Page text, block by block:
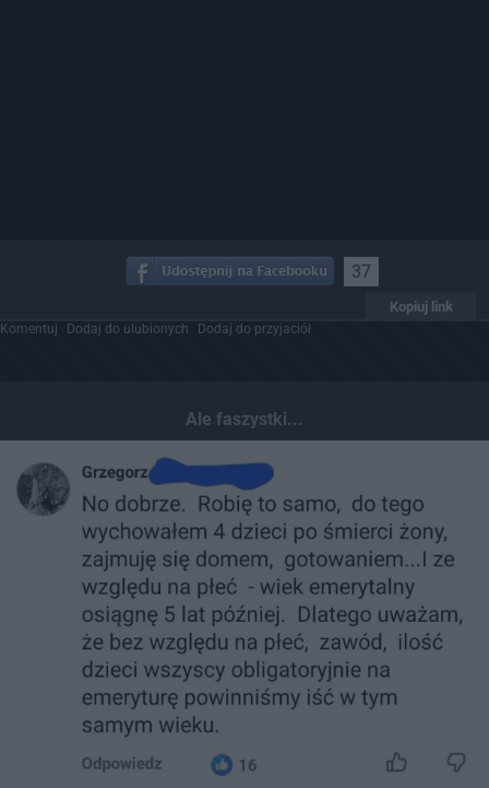
37
Kopiuj link
Komentuj Dodaj do ulubionych Dodaj do przyjaciół
Ale faszystki...